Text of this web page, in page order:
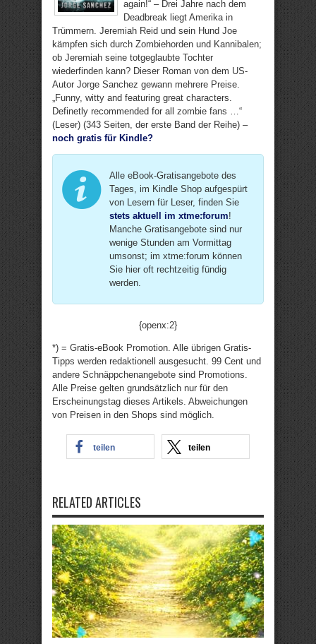
again!“ – Drei Jahre nach dem
Deadbreak liegt Amerika in
Trümmern. Jeremiah Reid und sein Hund Joe
kämpfen sich durch Zombiehorden und Kannibalen;
ob Jeremiah seine totgeglaubte Tochter
wiederfinden kann? Dieser Roman von dem US-
Autor Jorge Sanchez gewann mehrere Preise.
„Funny, witty and featuring great characters.
Definetly recommended for all zombie fans …“
(Leser) (343 Seiten, der erste Band der Reihe) –
noch gratis für Kindle?
Alle eBook-Gratisangebote des
Tages, im Kindle Shop aufgespürt
von Lesern für Leser, finden Sie
stets aktuell im xtme:forum!
Manche Gratisangebote sind nur
wenige Stunden am Vormittag
umsonst; im xtme:forum können
Sie hier oft rechtzeitig fündig
werden.
{openx:2}
*) = Gratis-eBook Promotion. Alle übrigen Gratis-
Tipps werden redaktionell ausgesucht. 99 Cent und
andere Schnäppchenangebote sind Promotions.
Alle Preise gelten grundsätzlich nur für den
Erscheinungstag dieses Artikels. Abweichungen
von Preisen in den Shops sind möglich.
teilen teilen
RELATED ARTICLES